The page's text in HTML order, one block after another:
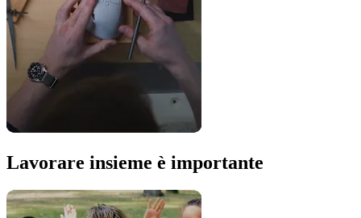
Lavorare insieme è importante